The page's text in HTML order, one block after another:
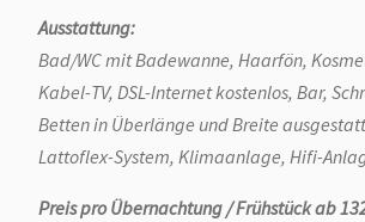
Ausstattung:
Bad/WC mit Badewanne, Haarfön,
Kabel-TV, DSL-Internet kostenlos, Bar,
Betten in Überlänge und Breite
Lattoflex-System, Klimaanlage, Hifi-
Preis pro Übernachtung / Frühstück ab